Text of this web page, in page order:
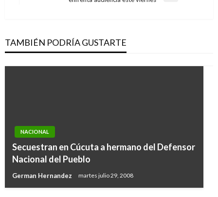
TAMBIÉN PODRÍA GUSTARTE
NACIONAL
Secuestran en Cúcuta a hermano del Defensor
Nacional del Pueblo
German Hernandez martes julio 29, 2008
Avanza trabajo con sectores para reducción